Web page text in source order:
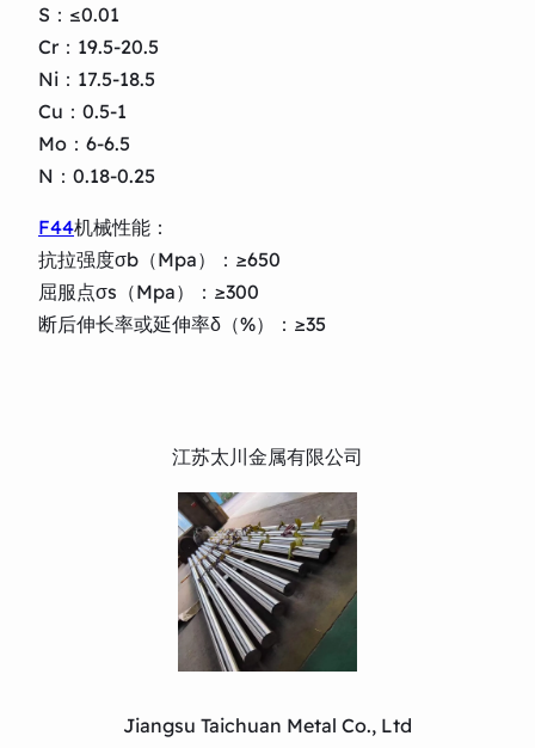
S：≤0.01
Cr：19.5-20.5
Ni：17.5-18.5
Cu：0.5-1
Mo：6-6.5
N：0.18-0.25
F44机械性能：
抗拉强度σb（Mpa）：≥650
屈服点σs（Mpa）：≥300
断后伸长率或延伸率δ（%）：≥35
江苏太川金属有限公司
Jiangsu Taichuan Metal Co., Ltd